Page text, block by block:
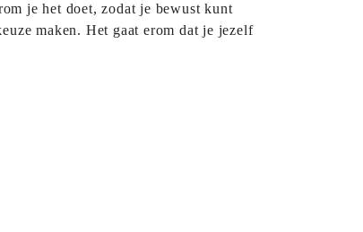
je het doet, zodat je bewust kunt
maken. Het gaat erom dat je jezelf